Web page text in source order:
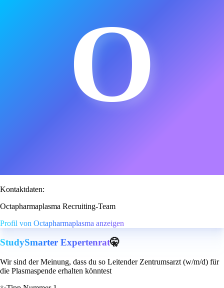
O
Kontaktdaten:
Octapharmaplasma Recruiting-Team
Profil von Octapharmaplasma anzeigen
StudySmarter Expertenrat🤫
Wir sind der Meinung, dass du so Leitender Zentrumsarzt (w/m/d) für
die Plasmaspende erhalten könntest